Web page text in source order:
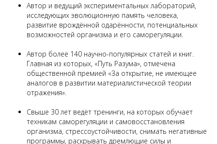
Автор и ведущий экспериментальных лабораторий,
исследующих эволюционную память человека,
развитие врождённой одарённости, потенциальных
возможностей организма и его саморегуляции.
Автор более 140 научно-популярных статей и книг.
Главная из которых, «Путь Разума», отмечена
общественной премией «За открытие, не имеющее
аналогов в развитии материалистической теории
отражения».
Свыше 30 лет ведёт тренинги, на которых обучает
техникам саморегуляции и самовосстановления
организма, стрессоустойчивости, снимать негативные
программы, раскрывать дремлющие силы и